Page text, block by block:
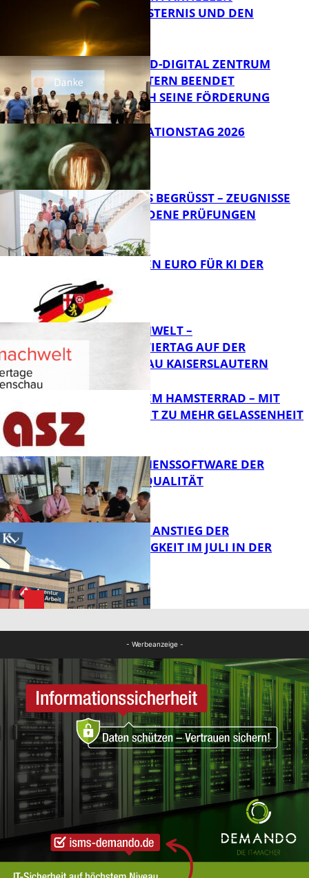
Bildung
SONNENFINSTERNIS UND DEN
PERSEIDEN
FB News
MITTELSTAND-DIGITAL ZENTRUM
KAISERSLAUTERN BEENDET
ERFOLGREICH SEINE FÖRDERUNG
Bildung
SIAK-INNOVATIONSTAG 2026
NEUE AZUBIS BEGRÜSST – ZEUGNISSE F
ÜR BESTANDENE PRÜFUNGEN
Bildung
20 MILLIONEN EURO FÜR KI DER
ZUKUNFT
Bildung
MI(N)TMACHWELT –
EXPERIMENTIERTAG AUF DER
GARTENSCHAU KAISERSLAUTERN
Bildung
RAUS AUS DEM HAMSTERRAD – MIT
ACHTSAMKEIT ZU MEHR GELASSENHEIT
FB News
UNTERNEHMENSSOFTWARE DER
HÖCHSTEN QUALITÄT
SAISONALER ANSTIEG DER
ARBEITSLOSIGKEIT IM JULI IN DER
- Werbeanzeige -